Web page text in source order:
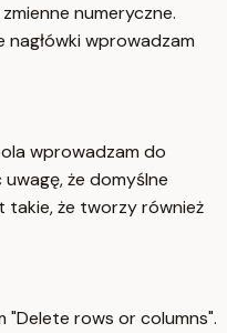
numeryczne.
nagłówki wprowadzam
wprowadzam do
że domyślne
takie, że tworzy również
"Delete rows or columns".